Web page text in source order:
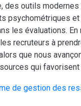
des outils
psychométriques
les évaluations.
recruteurs à
que nous
qui favorisent